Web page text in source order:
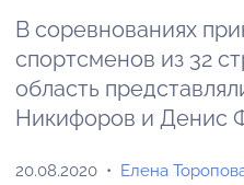
В соревнованиях
спортсменов из 32
область
Никифоров и Денис
20.08.2020 Елена